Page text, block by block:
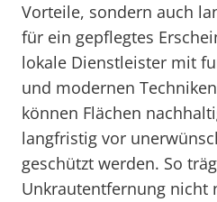
Vorteile, sondern auch
für ein gepflegtes
lokale Dienstleister mit
und modernen
können Flächen
langfristig vor
geschützt werden. So
Unkrautentfernung nicht